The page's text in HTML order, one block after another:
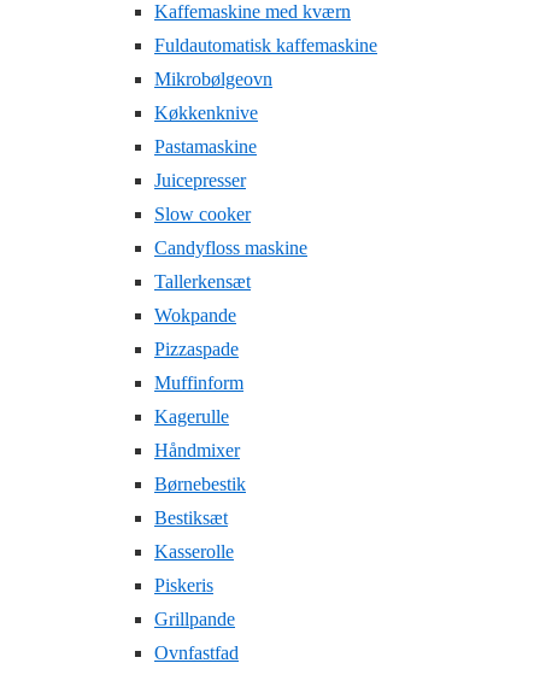
Kaffemaskine med kværn
Fuldautomatisk kaffemaskine
Mikrobølgeovn
Køkkenknive
Pastamaskine
Juicepresser
Slow cooker
Candyfloss maskine
Tallerkensæt
Wokpande
Pizzaspade
Muffinform
Kagerulle
Håndmixer
Børnebestik
Bestiksæt
Kasserolle
Piskeris
Grillpande
Ovnfastfad